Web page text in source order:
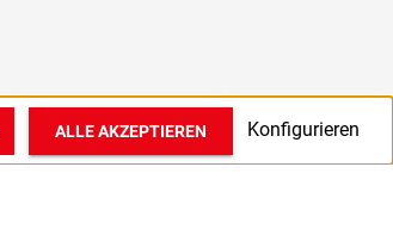
Konfigurieren
ALLE AKZEPTIEREN